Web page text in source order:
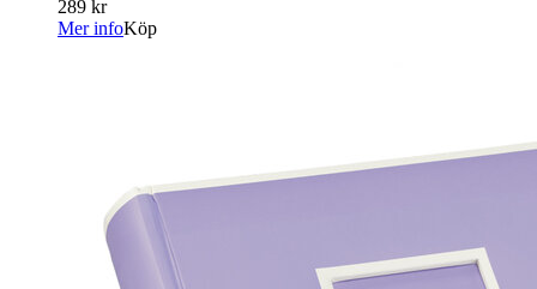
289 kr
Mer infoKöp